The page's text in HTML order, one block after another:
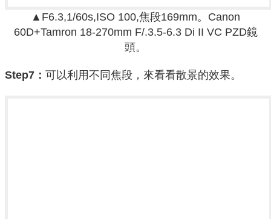
▲F6.3,1/60s,ISO 100,焦段169mm。Canon
60D+Tamron 18-270mm F/.3.5-6.3 Di II VC PZD鏡
頭。
Step7： 可以利用不同焦段，來看看散景的效果。